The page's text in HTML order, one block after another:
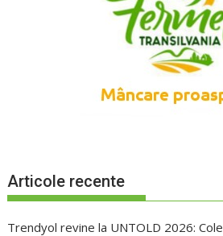
Articole recente
Trendyol revine la UNTOLD 2026: